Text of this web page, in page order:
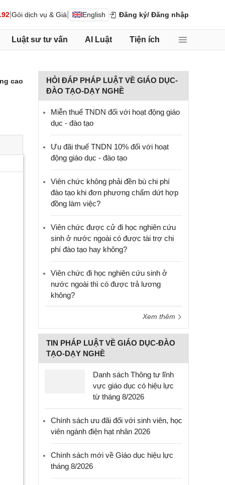
Gói dịch vụ & Giá English Đăng ký/ Đăng nhập
Luật sư tư vấn AI Luật Tiện ích
cao
HỎI ĐÁP PHÁP LUẬT VỀ GIÁO DỤC-
ĐÀO TẠO-DẠY NGHỀ
Miễn thuế TNDN đối với hoạt động giáo
dục - đào tạo
Ưu đãi thuế TNDN 10% đối với hoạt
động giáo dục - đào tạo
Viên chức không phải đền bù chi phí
đào tạo khi đơn phương chấm dứt hợp
đồng làm việc?
Viên chức được cử đi học nghiên cứu
sinh ở nước ngoài có được tài trợ chi
phí đào tạo hay không?
Viên chức đi học nghiên cứu sinh ở
nước ngoài thì có được trả lương
không?
Xem thêm
TIN PHÁP LUẬT VỀ GIÁO DỤC-ĐÀO
TẠO-DẠY NGHỀ
Danh sách Thông tư lĩnh
vực giáo dục có hiệu lực
từ tháng 8/2026
Chính sách ưu đãi đối với sinh viên, học
viên ngành điện hạt nhân 2026
Chính sách mới về Giáo dục hiệu lực
tháng 8/2026